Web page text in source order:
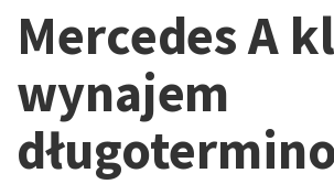
Mercedes A
wynajem